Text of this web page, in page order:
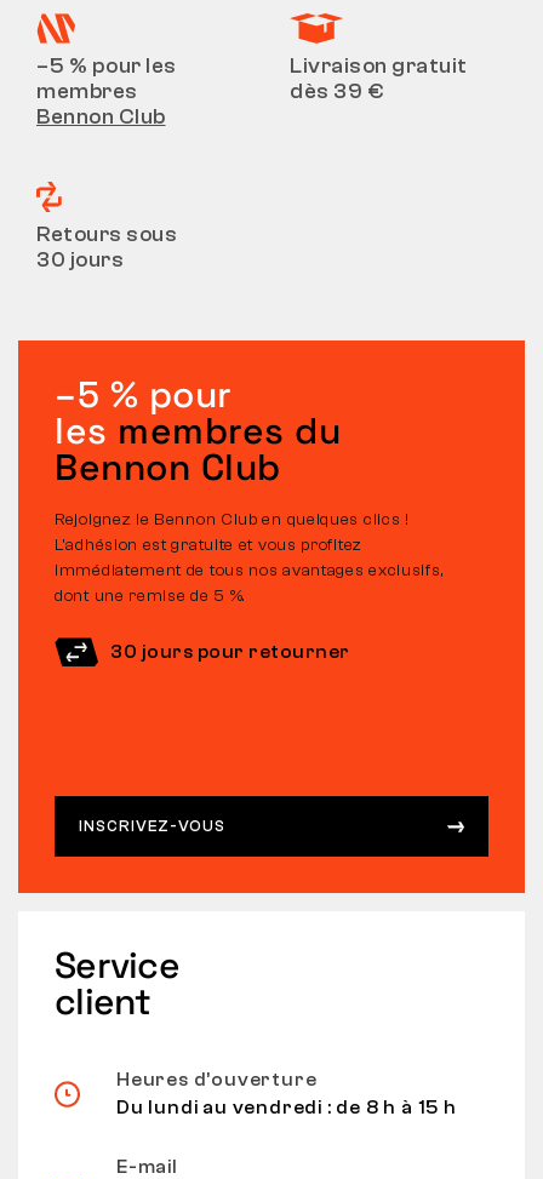
–5 % pour les
membres
Bennon Club
Livraison gratuit
dès 39 €
Retours sous
30 jours
–5 % pour
les membres du
Bennon Club
Rejoignez le Bennon Club en quelques clics !
L’adhésion est gratuite et vous profitez
immédiatement de tous nos avantages exclusifs,
dont une remise de 5 %.
30 jours pour retourner
INSCRIVEZ-VOUS
Service
client
Heures d’ouverture
Du lundi au vendredi : de 8 h à 15 h
E-mail